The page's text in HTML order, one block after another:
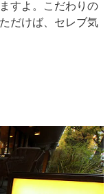
すよ。こだわりの
だけば、セレブ気